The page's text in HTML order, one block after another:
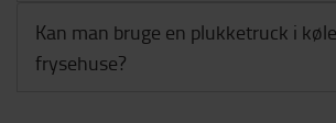
Kan man bruge en plukketruck i
frysehuse?